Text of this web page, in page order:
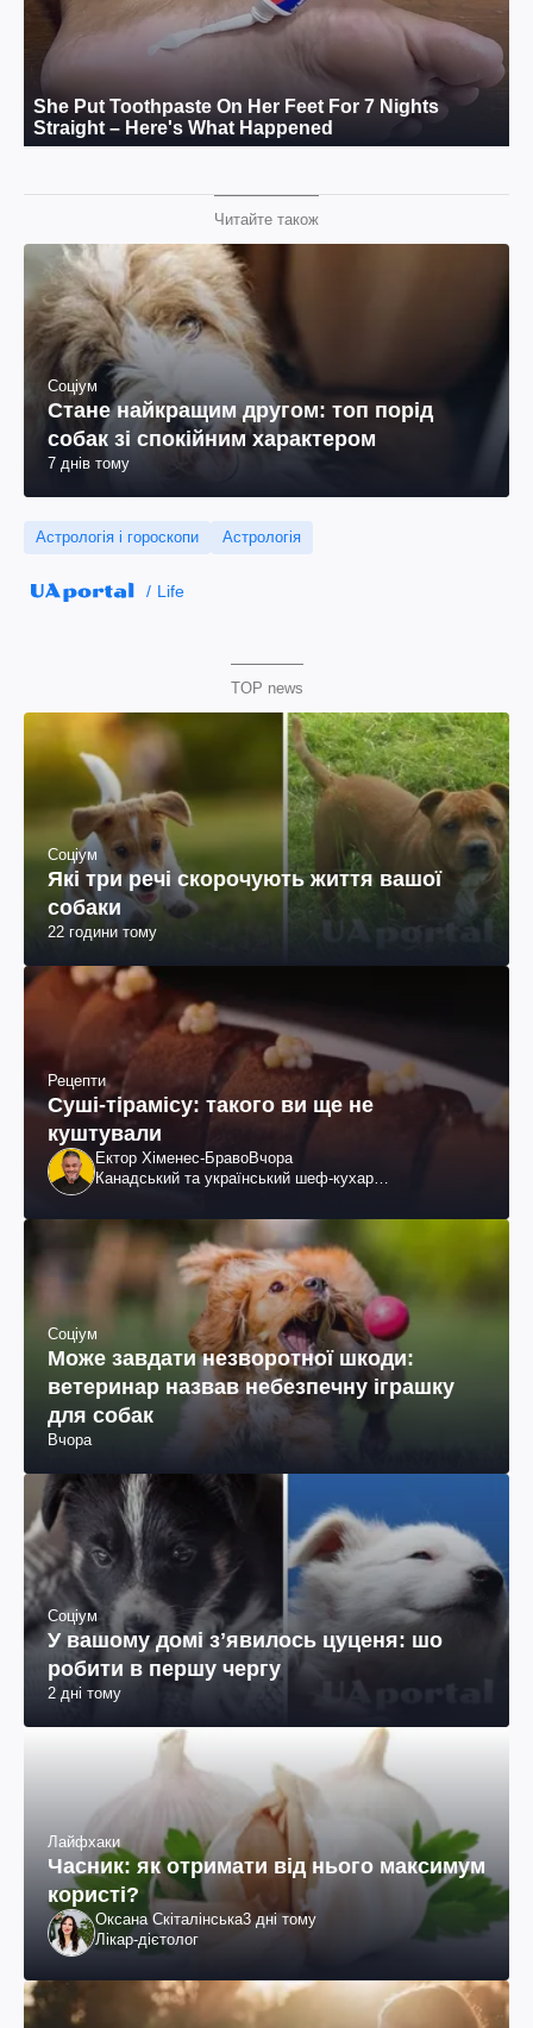
Читайте також
Соціум
Стане найкращим другом: топ порід
собак зі спокійним характером
7 днів тому
Астрологія і гороскопи Астрологія
Life
TOP news
Соціум
Які три речі скорочують життя вашої
собаки
22 години тому
Рецепти
Суші-тірамісу: такого ви ще не
куштували
Ектор Хіменес-БравоВчора
Канадський та український шеф-кухар
Соціум
Може завдати незворотної шкоди:
ветеринар назвав небезпечну іграшку
для собак
Вчора
Соціум
У вашому домі зʼявилось цуценя: шо
робити в першу чергу
2 дні тому
Лайфхаки
Часник: як отримати від нього максимум
користі?
Оксана Скіталінська3 дні тому
Лікар-дієтолог